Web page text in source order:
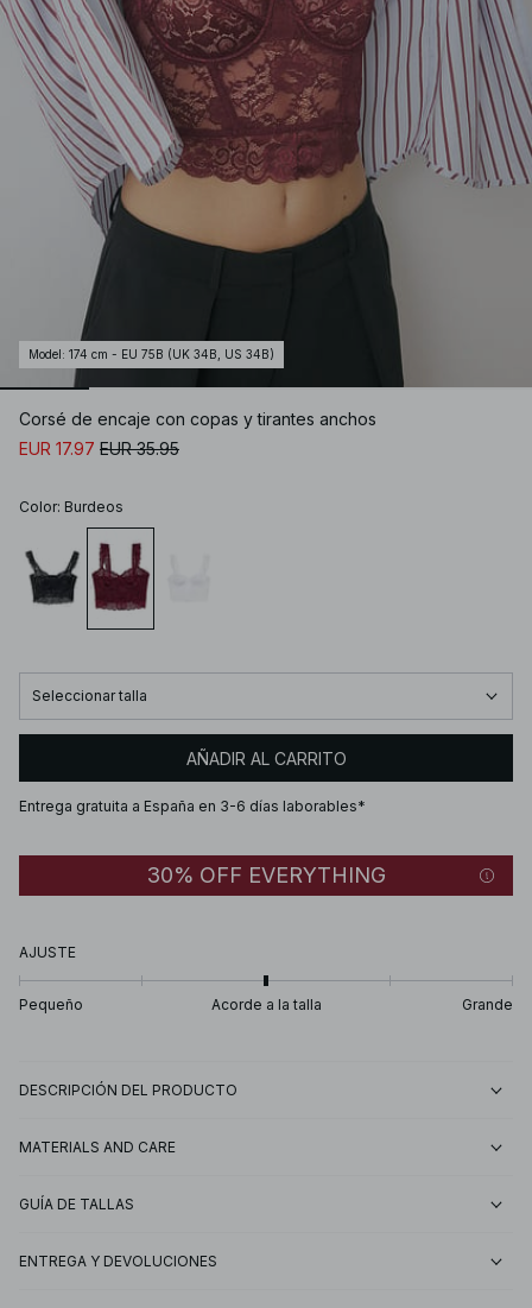
Model : 174 cm - EU 75B (UK 34B, US 34B)
Corsé de encaje con copas y tirantes anchos
EUR 17.97 EUR 35.95
Color: Burdeos
Seleccionar talla
AÑADIR AL CARRITO
Entrega gratuita a España en 3-6 días laborables*
30% OFF EVERYTHING
AJUSTE
Pequeño Acorde a la talla Grande
DESCRIPCIÓN DEL PRODUCTO
MATERIALS AND CARE
GUÍA DE TALLAS
ENTREGA Y DEVOLUCIONES